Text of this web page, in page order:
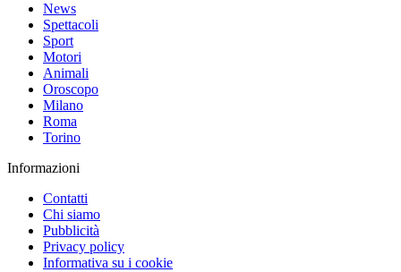
News
Spettacoli
Sport
Motori
Animali
Oroscopo
Milano
Roma
Torino
Informazioni
Contatti
Chi siamo
Pubblicità
Privacy policy
Informativa su i cookie